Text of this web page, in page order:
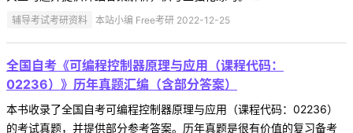
辅导考试考研资料 本站小编 Free考研 2022-12-25
全国自考《可编程控制器原理与应用（课程代码：
02236）》历年真题汇编（含部分答案）
本书收录了全国自考可编程控制器原理与应用（课程代码：02236）
的考试真题，并提供部分参考答案。历年真题是很有价值的复习备考